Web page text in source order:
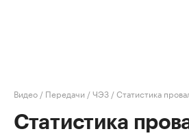
Видео / Передачи /ЧЭЗ /Статистика
Статистика